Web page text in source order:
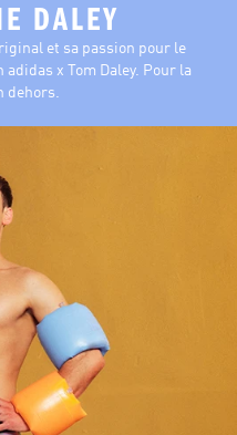
DALEY
et sa passion pour le
x Tom Daley. Pour la
dehors.